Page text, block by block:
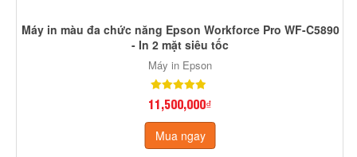
Máy in màu đa chức năng Epson Workforce Pro WF-C5890
- In 2 mặt siêu tốc
Máy in Epson
11,500,000₫
Mua ngay